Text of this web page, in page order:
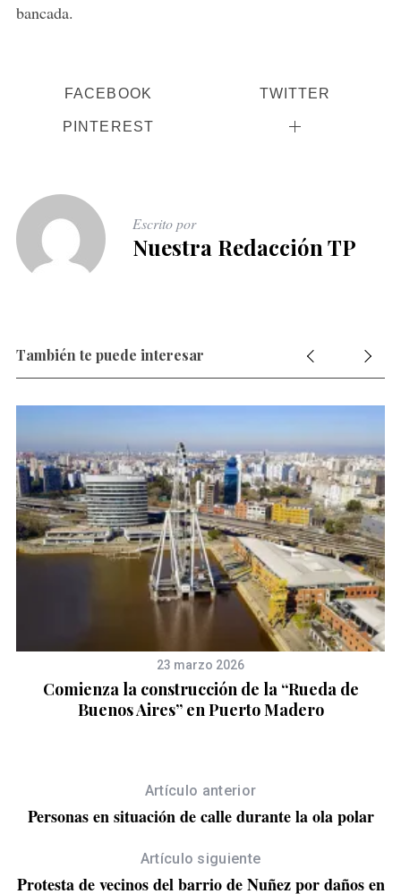
bancada.
FACEBOOK TWITTER
PINTEREST
Escrito por
Nuestra Redacción TP
También te puede interesar
23 marzo 2026
Comienza la construcción de la “Rueda de
Buenos Aires” en Puerto Madero
Artículo anterior
Personas en situación de calle durante la ola polar
Artículo siguiente
Protesta de vecinos del barrio de Nuñez por daños en